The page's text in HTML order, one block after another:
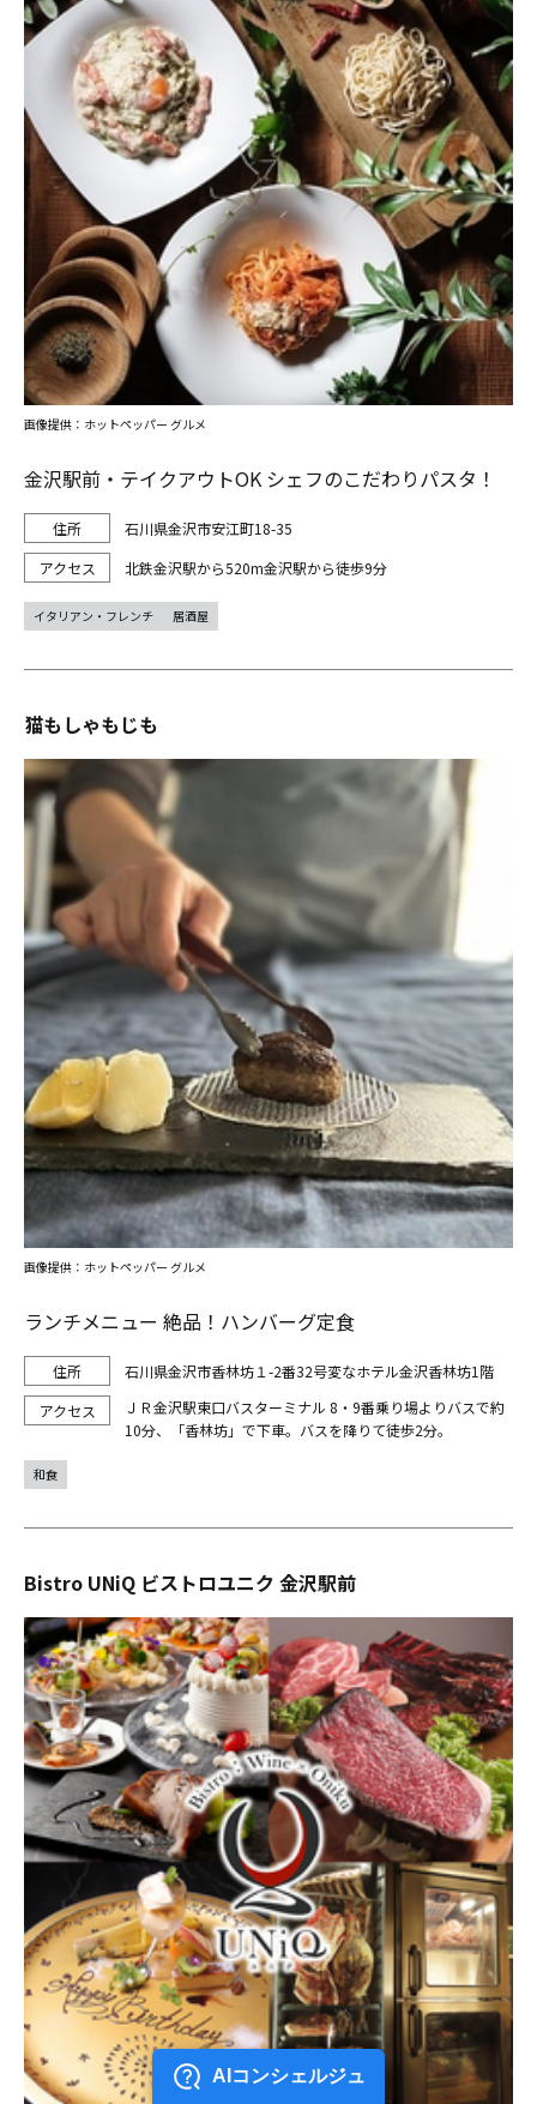
金沢駅前・テイクアウトOK シェフのこだわりパスタ！
石川県金沢市安江町18-35
北鉄金沢駅から520m金沢駅から徒歩9分
画像提供：ホットペッパー グルメ
イタリアン・フレンチ 居酒屋
猫もしゃもじも
ランチメニュー 絶品！ハンバーグ定食
石川県金沢市香林坊１-2番32号変なホテル金沢香林坊1階
ＪＲ金沢駅東口バスターミナル 8・9番乗り場よりバスで約
10分、「香林坊」で下車。バスを降りて徒歩2分。
画像提供：ホットペッパー グルメ
和食
Bistro UNiQ ビストロユニク 金沢駅前